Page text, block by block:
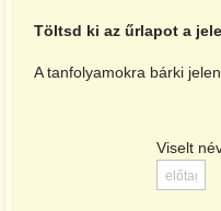
Töltsd ki az űrlapot a
A tanfolyamokra bárki
Viselt